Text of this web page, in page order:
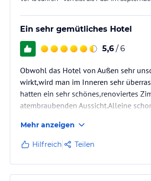
Ein sehr gemütliches Hotel
5,6 / 6
Obwohl das Hotel von Außen sehr
wirkt,wird man im Inneren sehr
hatten ein sehr schönes,renoviertes
atembraubenden Aussicht.Alleine
Anreise - den Kurzurlaub sofort
ein tolles Frühstücksbuffet - man hat
Eierspeisen selbst zubereiten können -
schon konnten unsere Wanderungen
haben uns im Bernerhof sehr wohl
Mehr anzeigen
Hilfreich Teilen